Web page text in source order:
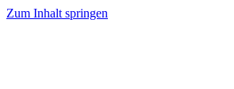
Zum Inhalt springen